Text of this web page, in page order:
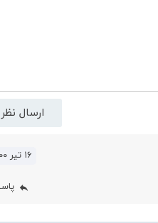
۱۶ تیر ۰۰